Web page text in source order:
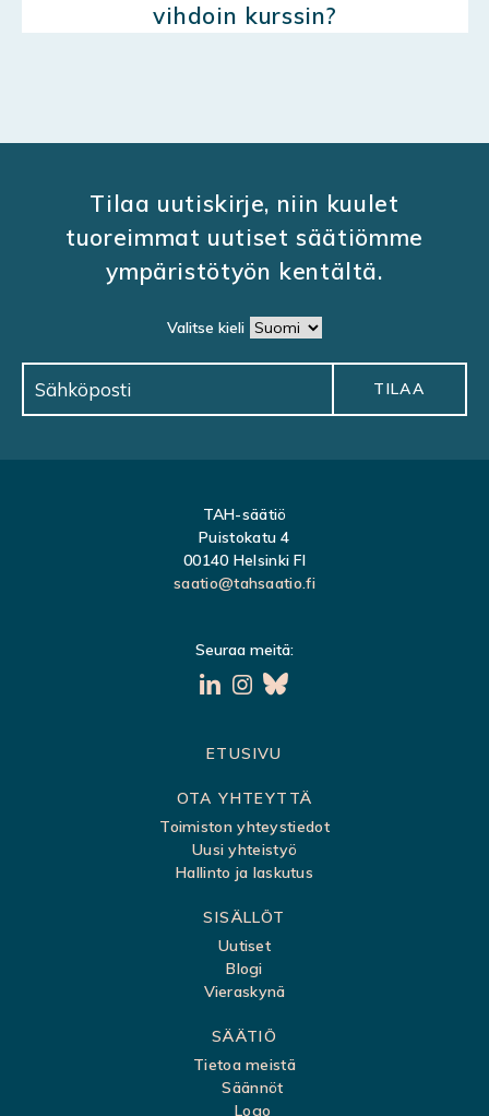
vihdoin kurssin?
Tilaa uutiskirje, niin kuulet
tuoreimmat uutiset säätiömme
ympäristötyön kentältä.
Valitse kieli
TAH-säätiö
Puistokatu 4
00140 Helsinki FI
saatio@tahsaatio.fi
Seuraa meitä:
ETUSIVU
OTA YHTEYTTÄ
Toimiston yhteystiedot
Uusi yhteistyö
Hallinto ja laskutus
SISÄLLÖT
Uutiset
Blogi
Vieraskynä
SÄÄTIÖ
Tietoa meistä
Säännöt
Logo